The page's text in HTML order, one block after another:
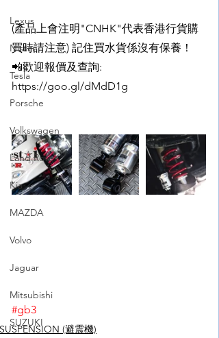
Lexus
Nissan
Tesla
Porsche
Volkswagen
Land Rover
Kia
MAZDA
Volvo
Jaguar
Mitsubishi
SUZUKI
(產品上會注明"CNHK"代表香港行貨購
買時請注意) 記住買水貨係沒有保養！
📲歡迎報價及查詢:
https://goo.gl/dMdD1g
#gb3
SUSPENSION (避震機)